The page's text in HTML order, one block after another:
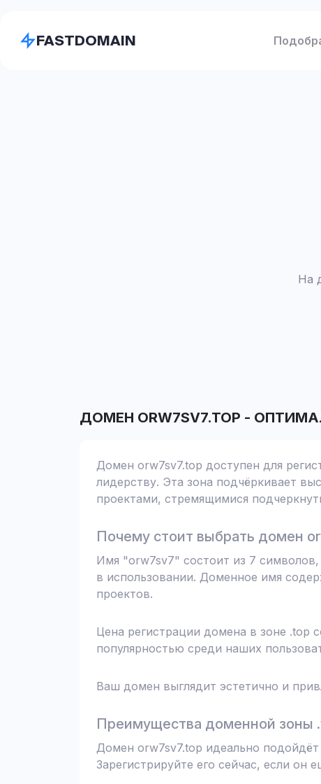
FASTDOMAIN
На
ДОМЕН ORW7SV7.TOP -
Домен orw7sv7.top доступен для
лидерству. Эта зона подчёркивает
проектами, стремящимися
Почему стоит выбрать домен
Имя "orw7sv7" состоит из 7
в использовании. Доменное имя
проектов.
Цена регистрации домена в зоне .top
популярностью среди наших
Ваш домен выглядит эстетично и
Преимущества доменной зоны
Домен orw7sv7.top идеально
Зарегистрируйте его сейчас, если он